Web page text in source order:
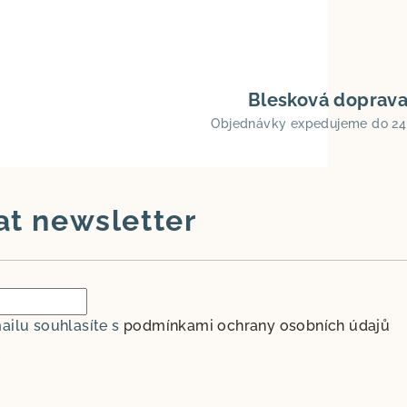
Blesková
Objednávky expedujeme do
newsletter
souhlasíte s podmínkami ochrany osobních údajů